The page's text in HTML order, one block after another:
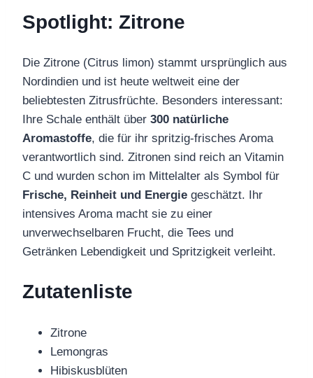
Spotlight: Zitrone
Die Zitrone (Citrus limon) stammt ursprünglich aus
Nordindien und ist heute weltweit eine der
beliebtesten Zitrusfrüchte. Besonders interessant:
Ihre Schale enthält über 300 natürliche
Aromastoffe, die für ihr spritzig-frisches Aroma
verantwortlich sind. Zitronen sind reich an Vitamin
C und wurden schon im Mittelalter als Symbol für
Frische, Reinheit und Energie geschätzt. Ihr
intensives Aroma macht sie zu einer
unverwechselbaren Frucht, die Tees und
Getränken Lebendigkeit und Spritzigkeit verleiht.
Zutatenliste
Zitrone
Lemongras
Hibiskusblüten